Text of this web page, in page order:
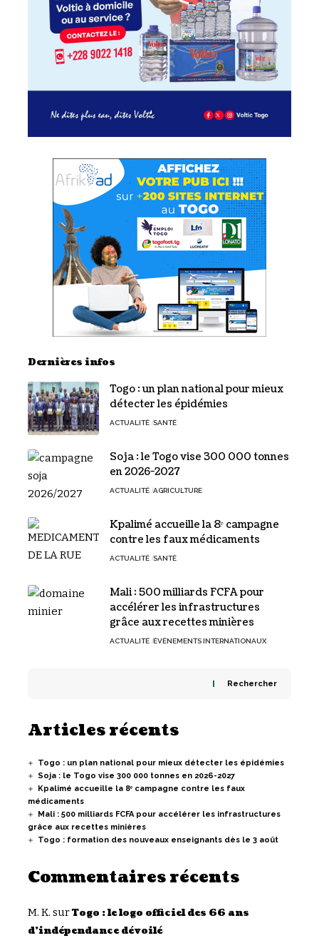
Dernières infos
Togo : un plan national pour mieux
détecter les épidémies
ACTUALITÉ SANTÉ
Soja : le Togo vise 300 000 tonnes
en 2026-2027
ACTUALITÉ AGRICULTURE
Kpalimé accueille la 8ᵉ campagne
contre les faux médicaments
ACTUALITÉ SANTÉ
Mali : 500 milliards FCFA pour
accélérer les infrastructures
grâce aux recettes minières
ACTUALITÉ ÉVÉNEMENTS INTERNATIONAUX
Rechercher
Articles récents
Togo : un plan national pour mieux détecter les épidémies
Soja : le Togo vise 300 000 tonnes en 2026-2027
Kpalimé accueille la 8ᵉ campagne contre les faux
médicaments
Mali : 500 milliards FCFA pour accélérer les infrastructures
grâce aux recettes minières
Togo : formation des nouveaux enseignants dès le 3 août
Commentaires récents
M. K. surTogo : le logo officiel des 66 ans
d’indépendance dévoilé